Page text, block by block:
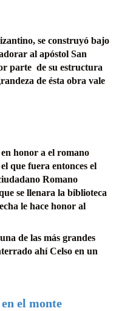
se construyó bajo
al apóstol San
parte de su estructura
de ésta obra vale
honor a el romano
que fuera entonces el
Romano
se llenara la biblioteca
le hace honor al
de las más grandes
ahí Celso en un
el monte